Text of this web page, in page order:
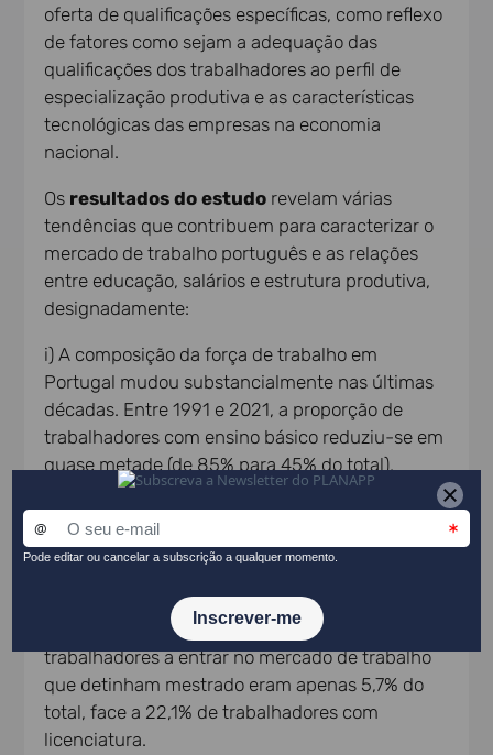
oferta de qualificações específicas, como reflexo
de fatores como sejam a adequação das
qualificações dos trabalhadores ao perfil de
especialização produtiva e as características
tecnológicas das empresas na economia
nacional.
Os resultados do estudo revelam várias
tendências que contribuem para caracterizar o
mercado de trabalho português e as relações
entre educação, salários e estrutura produtiva,
designadamente:
i) A composição da força de trabalho em
Portugal mudou substancialmente nas últimas
décadas. Entre 1991 e 2021, a proporção de
trabalhadores com ensino básico reduziu-se em
quase metade (de 85% para 45% do total),
enquanto a proporção de trabalhadores com
ensino superior foi multiplicada por 10 (para
perto de 25% do total). Entre 2010 e 2021,
ensino superior, o acréscimo dos trabalhadores
com mestrado. Ainda assim, em 2021, os
trabalhadores a entrar no mercado de trabalho
que detinham mestrado eram apenas 5,7% do
total, face a 22,1% de trabalhadores com
licenciatura.